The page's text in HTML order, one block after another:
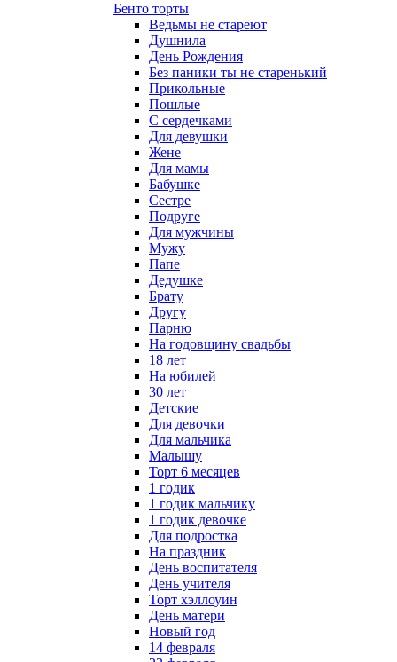
Бенто торты
Ведьмы не стареют
Душнила
День Рождения
Без паники ты не старенький
Прикольные
Пошлые
С сердечками
Для девушки
Жене
Для мамы
Бабушке
Сестре
Подруге
Для мужчины
Мужу
Папе
Дедушке
Брату
Другу
Парню
На годовщину свадьбы
18 лет
На юбилей
30 лет
Детские
Для девочки
Для мальчика
Малышу
Торт 6 месяцев
1 годик
1 годик мальчику
1 годик девочке
Для подростка
На праздник
День воспитателя
День учителя
Торт хэллоуин
День матери
Новый год
14 февраля